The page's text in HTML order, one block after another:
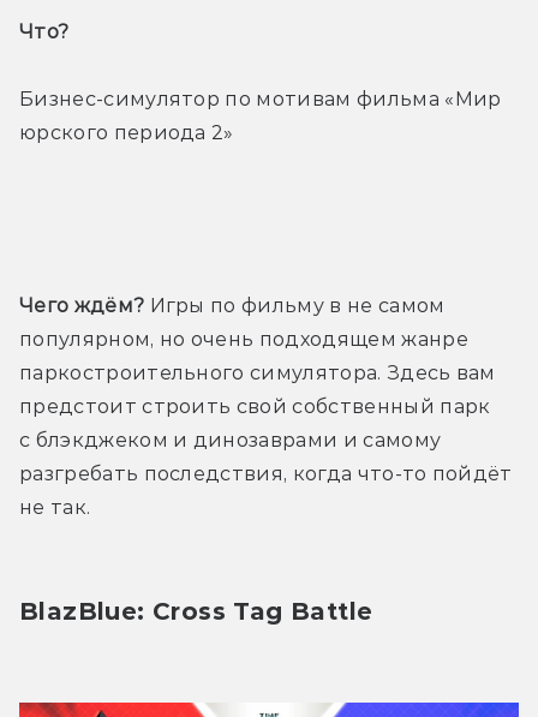
Что?
Бизнес-симулятор по мотивам фильма «Мир
юрского периода 2»
Чего ждём? Игры по фильму в не самом
популярном, но очень подходящем жанре
паркостроительного симулятора. Здесь вам
предстоит строить свой собственный парк
с блэкджеком и динозаврами и самому
разгребать последствия, когда что-то пойдёт
не так.
BlazBlue: Cross Tag Battle